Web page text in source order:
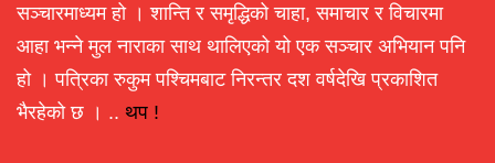
सञ्चारमाध्यम हो । शान्ति र समृद्धिको चाहा, समाचार र विचारमा
आहा भन्ने मुल नाराका साथ थालिएको यो एक सञ्चार अभियान पनि
हो । पत्रिका रुकुम पश्चिमबाट निरन्तर दश वर्षदेखि प्रकाशित
भैरहेको छ । .. थप !